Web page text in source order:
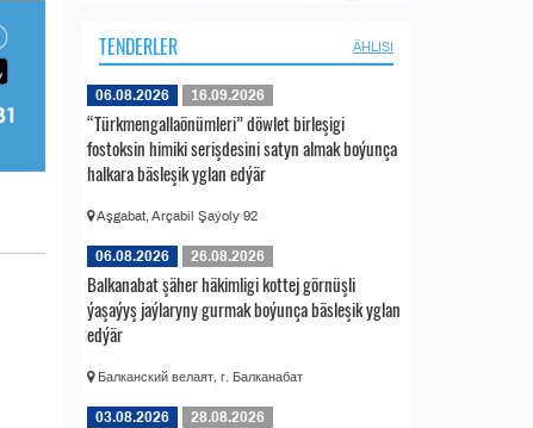
TENDERLER ÄHLISI
06.08.2026 16.09.2026
“Türkmengallaönümleri” döwlet birleşigi
fostoksin himiki serişdesini satyn almak boýunça
halkara bäsleşik yglan edýär
Aşgabat, Arçabil Şaýoly 92
06.08.2026 26.08.2026
Balkanabat şäher häkimligi kottej görnüşli
ýaşaýyş jaýlaryny gurmak boýunça bäsleşik yglan
edýär
Балканский велаят, г. Балканабат
03.08.2026 28.08.2026